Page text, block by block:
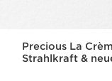
Precious La
Strahlkraft &